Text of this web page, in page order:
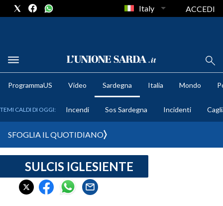
METEO
CRONACA SARDEGNA
CAGLIARI
Italy ACCEDI
ProgrammaUS Video Sardegna Italia Mondo
TEMI CALDI DI OGGI: Incendi Sos Sardegna Incidenti
SFOGLIA IL QUOTIDIANO
SULCIS IGLESIENTE